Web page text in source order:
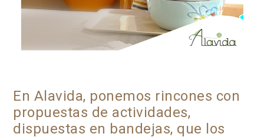
En Alavida, ponemos rincones con
propuestas de actividades,
dispuestas en bandejas, que los